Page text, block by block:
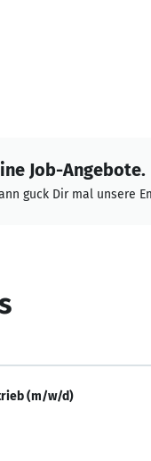
Job-Angebote.
guck Dir mal unsere
(m/w/d)